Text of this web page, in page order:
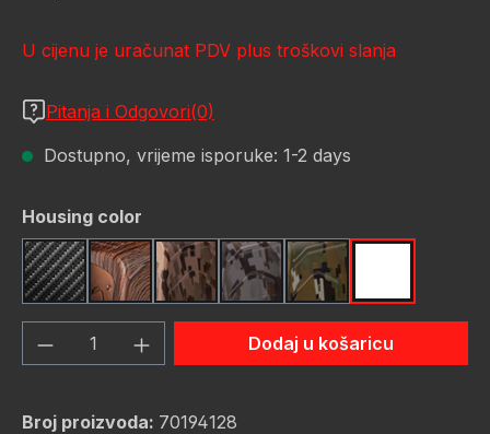
U cijenu je uračunat PDV plus troškovi slanja
Pitanja i Odgovori(0)
Dostupno, vrijeme isporuke: 1-2 days
Odaberi
Housing color
Carbon FiberDark WoodFDE CamoGunmetal CamoOD Green Camo
Količina proizvoda: Unesite željenu
Dodaj u košaricu
Broj proizvoda: 70194128